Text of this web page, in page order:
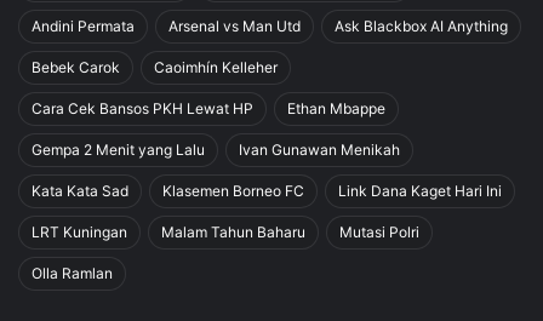
Andini Permata Arsenal vs Man Utd Ask Blackbox AI Anything
Bebek Carok Caoimhín Kelleher
Cara Cek Bansos PKH Lewat HP Ethan Mbappe
Gempa 2 Menit yang Lalu Ivan Gunawan Menikah
Kata Kata Sad Klasemen Borneo FC Link Dana Kaget Hari Ini
LRT Kuningan Malam Tahun Baharu Mutasi Polri
Olla Ramlan